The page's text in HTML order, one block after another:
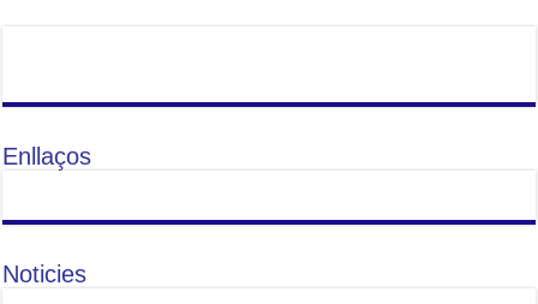
Enllaços
Noticies